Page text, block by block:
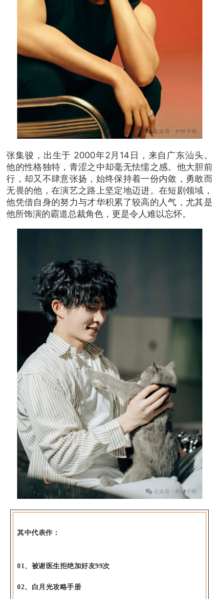
张集骏，出生于 2000年2月14日，来自广东汕头。
他的性格独特，青涩之中却毫无怯懦之感。他大胆前
行，却又不肆意张扬，始终保持着一份内敛，勇敢而
无畏的他，在演艺之路上坚定地迈进。在短剧领域，
他凭借自身的努力与才华积累了较高的人气，尤其是
他所饰演的霸道总裁角色，更是令人难以忘怀。
其中代表作：
01、被谢医生拒绝加好友99次
02、白月光攻略手册